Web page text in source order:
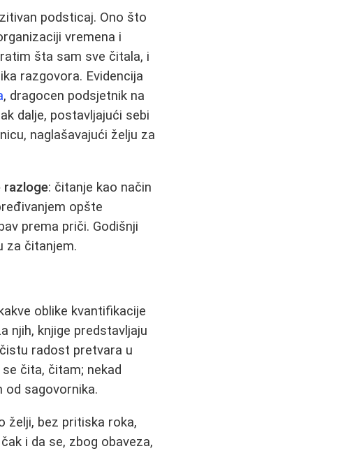
podsticaj. Ono što
vremena i
šta sam sve čitala, i
razgovora. Evidencija
, dragocen podsjetnik na
dalje, postavljajući sebi
naglašavajući želju za
razloge: čitanje kao način
opšte
prema priči. Godišnji
za čitanjem.
oblike kvantifikacije
njih, knjige predstavljaju
radost pretvara u
čita, čitam; nekad
od sagovornika.
želji, bez pritiska roka,
i da se, zbog obaveza,